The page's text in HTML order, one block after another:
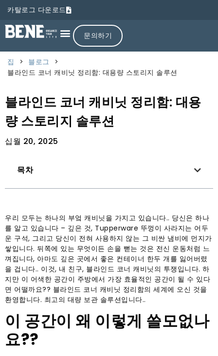
카탈로그 다운로드
문의하기
집 > 블로그
>
블라인드 코너 캐비닛 정리함: 대용량 스토리지 솔루션
블라인드 코너 캐비닛 정리함: 대용
량 스토리지 솔루션
십월 20, 2025
목차
우리 모두는 하나의 부엌 캐비닛을 가지고 있습니다.. 당신은 하나
를 알고 있습니다 – 깊은 것, Tupperware 뚜껑이 사라지는 어두
운 구석, 그리고 당신이 전혀 사용하지 않는 그 비싼 냄비에 먼지가
쌓입니다. 뒤쪽에 있는 무엇이든 손을 뻗는 것은 전신 운동처럼 느
껴집니다, 아마도 깊은 곳에서 좋은 컨테이너 한두 개를 잃어버렸
을 겁니다.. 이것, 내 친구, 블라인드 코너 캐비닛의 투쟁입니다. 하
지만 이 어색한 공간이 주방에서 가장 효율적인 공간이 될 수 있다
면 어떨까요?? 블라인드 코너 캐비닛 정리함의 세계에 오신 것을
환영합니다. 최고의 대량 보관 솔루션입니다..
이 공간이 왜 이렇게 쓸모없나
요??